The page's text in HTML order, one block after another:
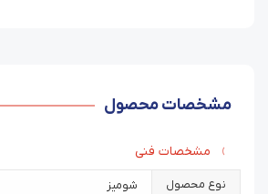
مشخصات محصول
مشخصات فنی
نوع محصول شومیز